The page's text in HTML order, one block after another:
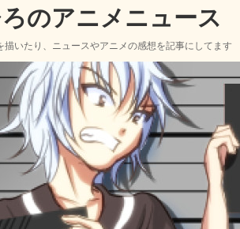
のアニメニュース
描いたり、ニュースやアニメの感想を記事にしてます